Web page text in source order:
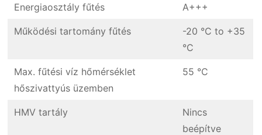
Energiaosztály fűtés A+++
Működési tartomány fűtés
-20 °C to +35
°C
Max. fűtési víz hőmérséklet
hőszivattyús üzemben
55 °C
HMV tartály
Nincs
beépítve